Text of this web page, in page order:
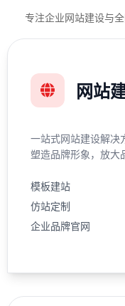
专注企业网站建设与
网站
一站式网站建设解决
塑造品牌形象，放大
模板建站
仿站定制
企业品牌官网